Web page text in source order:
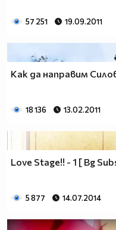
57 251 19.09.2011
Как да направим
18 136 13.02.2011
Love Stage!! - 1 [ Bg
5 877 14.07.2014